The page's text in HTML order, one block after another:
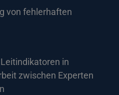
von fehlerhaften
in
zwischen Experten